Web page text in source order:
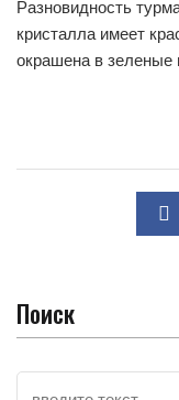
Разновидность
кристалла имеет
окрашена в зеленые
Поиск